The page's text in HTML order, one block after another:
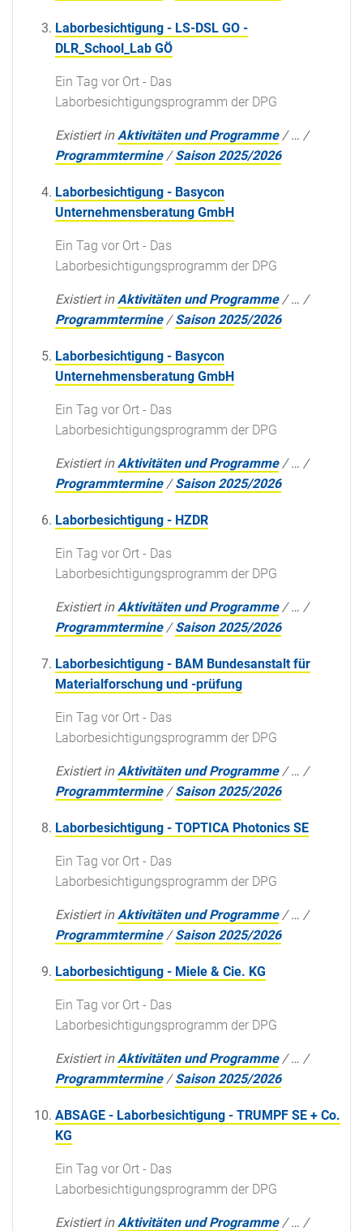
Laborbesichtigung - LS-DSL GO -
DLR_School_Lab GÖ
Ein Tag vor Ort - Das
Laborbesichtigungsprogramm der DPG
Existiert in Aktivitäten und Programme /… /
Programmtermine /Saison 2025/2026
Laborbesichtigung - Basycon
Unternehmensberatung GmbH
Ein Tag vor Ort - Das
Laborbesichtigungsprogramm der DPG
Existiert in Aktivitäten und Programme /… /
Programmtermine /Saison 2025/2026
Laborbesichtigung - Basycon
Unternehmensberatung GmbH
Ein Tag vor Ort - Das
Laborbesichtigungsprogramm der DPG
Existiert in Aktivitäten und Programme /… /
Programmtermine /Saison 2025/2026
Laborbesichtigung - HZDR
Ein Tag vor Ort - Das
Laborbesichtigungsprogramm der DPG
Existiert in Aktivitäten und Programme /… /
Programmtermine /Saison 2025/2026
Laborbesichtigung - BAM Bundesanstalt für
Materialforschung und -prüfung
Ein Tag vor Ort - Das
Laborbesichtigungsprogramm der DPG
Existiert in Aktivitäten und Programme /… /
Programmtermine /Saison 2025/2026
Laborbesichtigung - TOPTICA Photonics SE
Ein Tag vor Ort - Das
Laborbesichtigungsprogramm der DPG
Existiert in Aktivitäten und Programme /… /
Programmtermine /Saison 2025/2026
Laborbesichtigung - Miele & Cie. KG
Ein Tag vor Ort - Das
Laborbesichtigungsprogramm der DPG
Existiert in Aktivitäten und Programme /… /
Programmtermine /Saison 2025/2026
ABSAGE - Laborbesichtigung - TRUMPF SE + Co.
KG
Ein Tag vor Ort - Das
Laborbesichtigungsprogramm der DPG
Existiert in Aktivitäten und Programme /… /